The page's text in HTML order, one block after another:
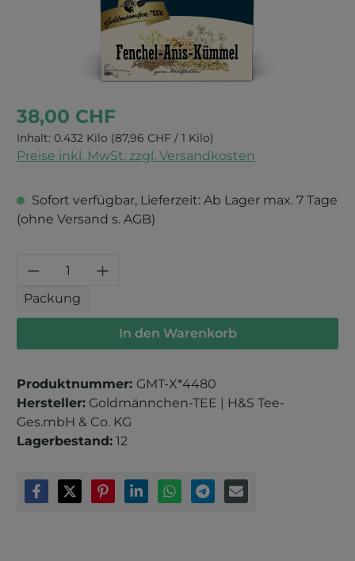
38,00 CHF
Inhalt: 0.432 Kilo (87,96 CHF / 1 Kilo)
Preise inkl. MwSt. zzgl. Versandkosten
Sofort verfügbar, Lieferzeit: Ab Lager max. 7 Tage
(ohne Versand s. AGB)
Produkt Anzahl: Gib den
Packung
In den Warenkorb
Produktnummer: GMT-X*4480
Hersteller: Goldmännchen-TEE | H&S Tee-
Ges.mbH & Co. KG
Lagerbestand: 12